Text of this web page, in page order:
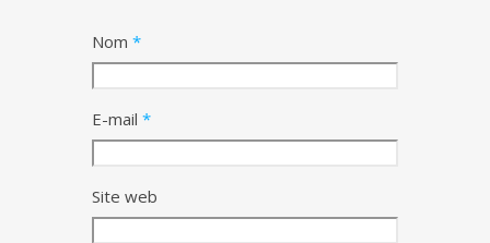
Nom *
E-mail *
Site web